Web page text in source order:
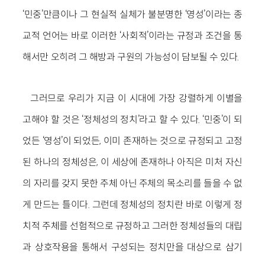
‘민중’만큼이나 그 현실적 실체가 불분명한 ‘영성’이라는 종
교적 언어는 바로 이러한 ‘사회적’이라는 규정과 조건을 통
해서만 오히려 그 해방과 구원의 가능성이 담보될 수 있다.
그러므로 우리가 지금 이 시대에 가장 강렬하게 이별을
고해야 할 것은 ‘정체성의 정치’라고 할 수 있다. ‘민중’이 되
었든 ‘영성’이 되었든, 이미 존재하는 것으로 규정되고 고정
된 하나의 정체성은, 이 세상에 존재하나 아직은 미처 자신
의 자리를 갖지 못한 주체 아닌 주체의 목소리를 들을 수 없
게 만드는 틀이다. 그런데 정체성의 정치란 바로 이렇게 정
치적 주체를 선험적으로 규정하고 그러한 정체성들의 대립
과 상호작용을 통해서 구성되는 정치만을 대상으로 삼기